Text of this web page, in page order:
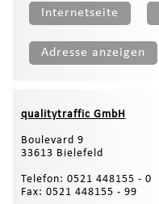
Internetseite
Adresse anzeigen
qualitytraffic GmbH
Boulevard 9
33613 Bielefeld
Telefon: 0521 448155 - 0
Fax: 0521 448155 - 99